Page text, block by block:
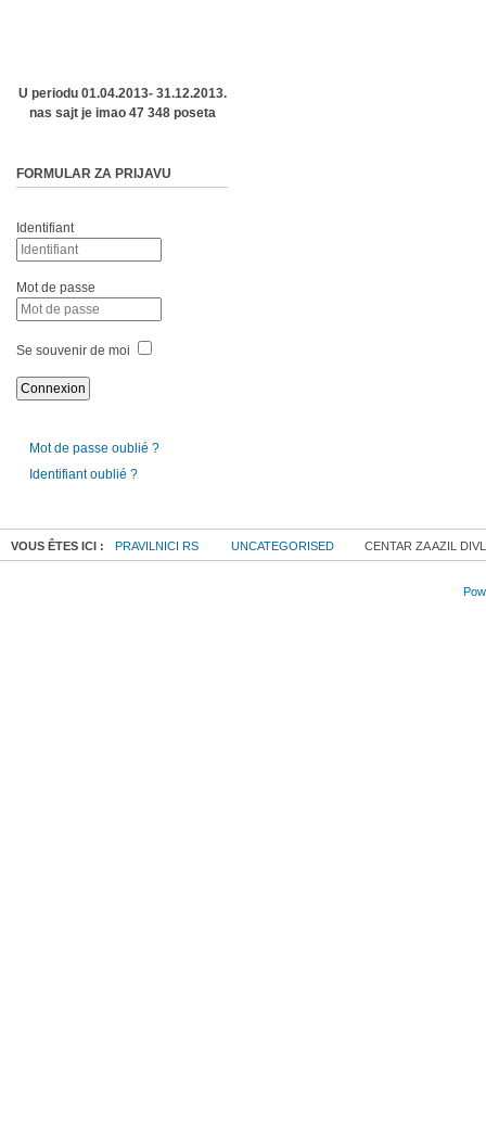
U periodu 01.04.2013- 31.12.2013.
nas sajt je imao 47 348 poseta
FORMULAR ZA PRIJAVU
Identifiant
Mot de passe
Se souvenir de moi
Mot de passe oublié ?
Identifiant oublié ?
VOUS ÊTES ICI : PRAVILNICI RS UNCATEGORISED CENTAR ZA AZIL